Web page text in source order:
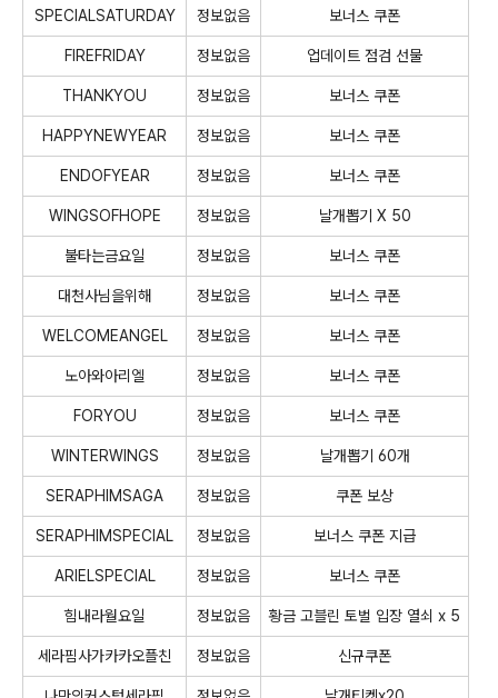
SPECIALSATURDAY 정보없음 보너스 쿠폰
FIREFRIDAY 정보없음 업데이트 점검 선물
THANKYOU 정보없음 보너스 쿠폰
HAPPYNEWYEAR 정보없음 보너스 쿠폰
ENDOFYEAR 정보없음 보너스 쿠폰
WINGSOFHOPE 정보없음 날개뽑기 X 50
불타는금요일 정보없음 보너스 쿠폰
대천사님을위해 정보없음 보너스 쿠폰
WELCOMEANGEL 정보없음 보너스 쿠폰
노아와아리엘 정보없음 보너스 쿠폰
FORYOU 정보없음 보너스 쿠폰
WINTERWINGS 정보없음 날개뽑기 60개
SERAPHIMSAGA 정보없음 쿠폰 보상
SERAPHIMSPECIAL 정보없음 보너스 쿠폰 지급
ARIELSPECIAL 정보없음 보너스 쿠폰
힘내라월요일 정보없음 황금 고블린 토벌 입장 열쇠 x 5
세라핌사가카카오플친 정보없음 신규쿠폰